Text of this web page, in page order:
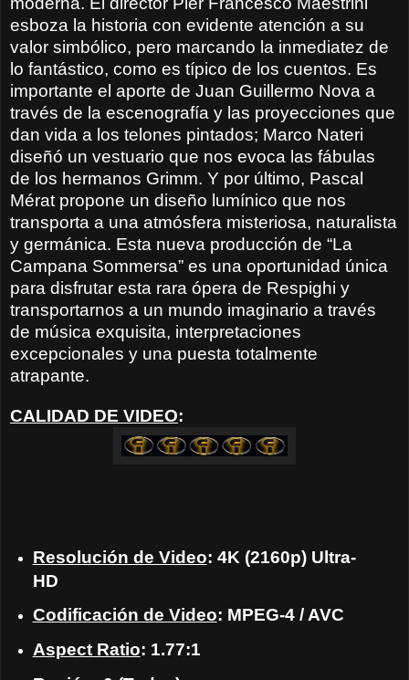
esboza la historia con evidente atención a su
valor simbólico, pero marcando la inmediatez de
lo fantástico, como es típico de los cuentos. Es
importante el aporte de Juan Guillermo Nova a
través de la escenografía y las proyecciones que
dan vida a los telones pintados; Marco Nateri
diseñó un vestuario que nos evoca las fábulas
de los hermanos Grimm. Y por último, Pascal
Mérat propone un diseño lumínico que nos
transporta a una atmósfera misteriosa, naturalista
y germánica. Esta nueva producción de “La
Campana Sommersa” es una oportunidad única
para disfrutar esta rara ópera de Respighi y
transportarnos a un mundo imaginario a través
de música exquisita, interpretaciones
excepcionales y una puesta totalmente
atrapante.
CALIDAD DE VIDEO:
Resolución de Video: 4K (2160p) Ultra-
HD
Codificación de Video: MPEG-4 / AVC
Aspect Ratio: 1.77:1